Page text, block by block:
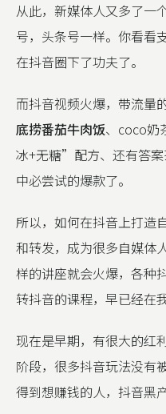
从此，新媒体人又多了一
号，头条号一样。你看看
在抖音圈下了功夫了。
而抖音视频火爆，带流量
底捞番茄牛肉饭、coco奶
冰+无糖”配方、还有答
中必尝试的爆款了。
所以，如何在抖音上打造
和转发，成为很多自媒体
样的讲座就会火爆，各种
转抖音的课程，早已经在
现在是早期，有很大的红
阶段，很多抖音玩法没有
得到想赚钱的人，抖音黑